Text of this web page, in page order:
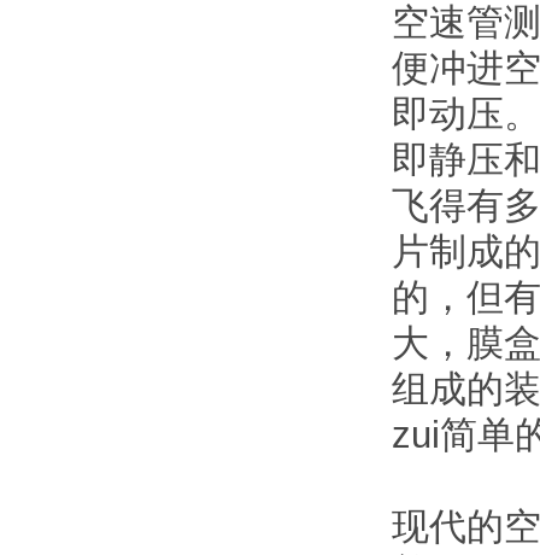
空速管
便冲进
即动压
即静压
飞得有
片制成
的，但
大，膜
组成的
zui简单
现代的